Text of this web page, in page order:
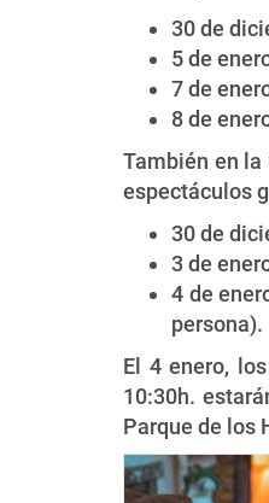
30 de
5 de
7 de
8 de
También en la
espectáculos
30 de
3 de
4 de
persona).
El 4 enero, los
10:30h.
Parque de los